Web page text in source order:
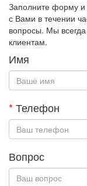
Заполните форму и
с Вами в течении
вопросы. Мы
клиентам.
Имя
* Телефон
Вопрос